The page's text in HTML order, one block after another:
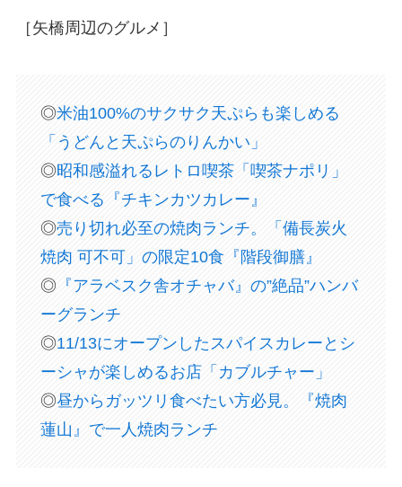
［矢橋周辺のグルメ］
◎米油100%のサクサク天ぷらも楽しめる
「うどんと天ぷらのりんかい」
◎昭和感溢れるレトロ喫茶「喫茶ナポリ」
で食べる『チキンカツカレー』
◎売り切れ必至の焼肉ランチ。「備長炭火
焼肉 可不可」の限定10食『階段御膳』
◎ 『アラベスク舎オチャバ』の”絶品”ハンバ
ーグランチ
◎11/13にオープンしたスパイスカレーとシ
ーシャが楽しめるお店「カブルチャー」
◎昼からガッツリ食べたい方必見。『焼肉
蓮山』で一人焼肉ランチ